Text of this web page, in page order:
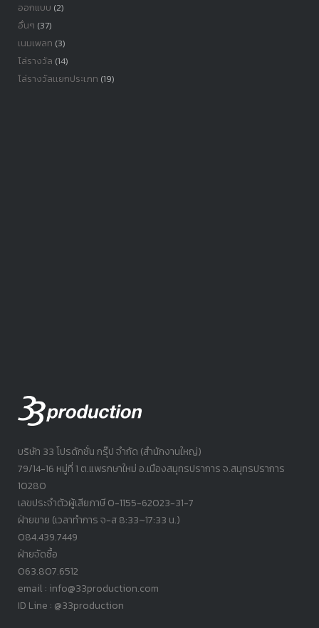
ออกแบบ (2)
อื่นๆ (37)
เนมเพลท (3)
โล่รางวัล (14)
โล่รางวัลเเยกประเภท (19)
บริษัท 33 โปรดักชั่น กรุ๊ป จำกัด (สำนักงานใหญ่)
79/14-16 หมู่ที่ 1 ต.แพรกษาใหม่ อ.เมืองสมุทรปราการ จ.สมุทรปราการ
10280
เลขประจำตัวผู้เสียภาษี 0-1155-62023-31-7
ฝ่ายขาย (เวลาทำการ จ-ส 8:33~17:33 น.)
084.439.7449
ฝ่ายจัดซื้อ
063.807.6512
email : info@33production.com
ID Line : @33production